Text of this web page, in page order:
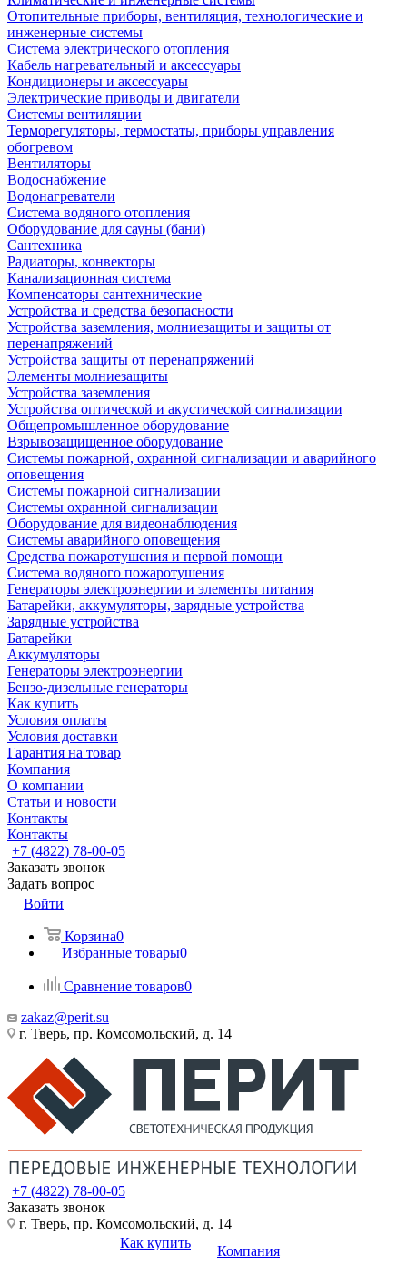
Отопительные приборы, вентиляция, технологические и
инженерные системы
Система электрического отопления
Кабель нагревательный и аксессуары
Кондиционеры и аксессуары
Электрические приводы и двигатели
Системы вентиляции
Терморегуляторы, термостаты, приборы управления
обогревом
Вентиляторы
Водоснабжение
Водонагреватели
Система водяного отопления
Оборудование для сауны (бани)
Сантехника
Радиаторы, конвекторы
Канализационная система
Компенсаторы сантехнические
Устройства и средства безопасности
Устройства заземления, молниезащиты и защиты от
перенапряжений
Устройства защиты от перенапряжений
Элементы молниезащиты
Устройства заземления
Устройства оптической и акустической сигнализации
Общепромышленное оборудование
Взрывозащищенное оборудование
Системы пожарной, охранной сигнализации и аварийного
оповещения
Системы пожарной сигнализации
Системы охранной сигнализации
Оборудование для видеонаблюдения
Системы аварийного оповещения
Средства пожаротушения и первой помощи
Система водяного пожаротушения
Генераторы электроэнергии и элементы питания
Батарейки, аккумуляторы, зарядные устройства
Зарядные устройства
Батарейки
Аккумуляторы
Генераторы электроэнергии
Бензо-дизельные генераторы
Как купить
Условия оплаты
Условия доставки
Гарантия на товар
Компания
О компании
Статьи и новости
Контакты
Контакты
+7 (4822) 78-00-05
Заказать звонок
Задать вопрос
Войти
Корзина0
Избранные товары0
Сравнение товаров0
zakaz@perit.su
г. Тверь, пр. Комсомольский, д. 14
+7 (4822) 78-00-05
Заказать звонок
г. Тверь, пр. Комсомольский, д. 14
Как купить
Компания